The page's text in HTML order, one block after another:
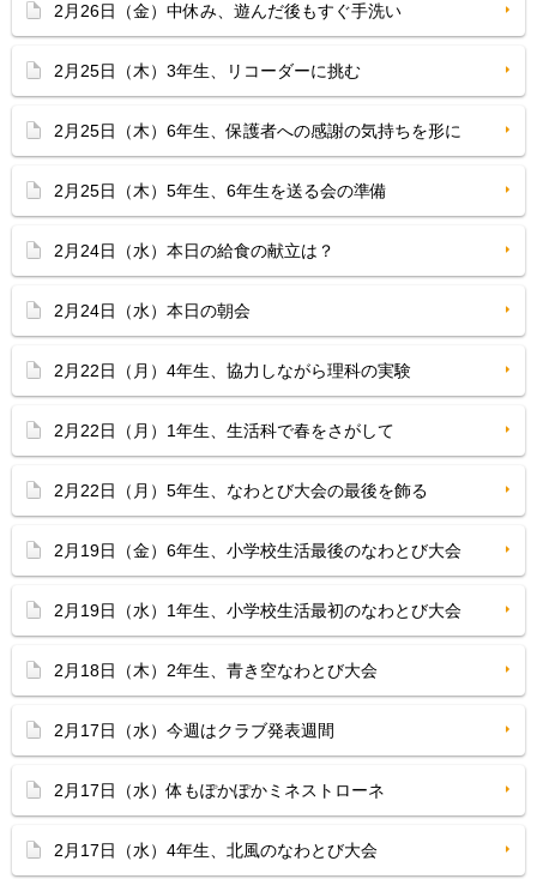
2月26日（金）中休み、遊んだ後もすぐ手洗い
2月25日（木）3年生、リコーダーに挑む
2月25日（木）6年生、保護者への感謝の気持ちを形に
2月25日（木）5年生、6年生を送る会の準備
2月24日（水）本日の給食の献立は？
2月24日（水）本日の朝会
2月22日（月）4年生、協力しながら理科の実験
2月22日（月）1年生、生活科で春をさがして
2月22日（月）5年生、なわとび大会の最後を飾る
2月19日（金）6年生、小学校生活最後のなわとび大会
2月19日（水）1年生、小学校生活最初のなわとび大会
2月18日（木）2年生、青き空なわとび大会
2月17日（水）今週はクラブ発表週間
2月17日（水）体もぽかぽかミネストローネ
2月17日（水）4年生、北風のなわとび大会